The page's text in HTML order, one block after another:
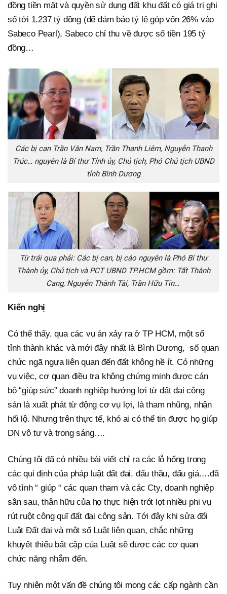
đồng tiền mặt và quyền sử dụng đất khu đất có giá trị ghi
sổ tới 1.237 tỷ đồng (để đảm bảo tỷ lệ góp vốn 26% vào
Sabeco Pearl), Sabeco chỉ thu về được số tiền 195 tỷ
đồng…
Các bị can Trần Văn Nam, Trần Thanh Liêm, Nguyễn Thanh
Trúc… nguyên là Bí thư Tỉnh ủy, Chủ tịch, Phó Chủ tịch UBND
tỉnh Bình Dương
Từ trái qua phải: Các bị can, bị cáo nguyên là Phó Bí thư
Thành ủy, Chủ tịch và PCT UBND TP.HCM gồm: Tất Thành
Cang, Nguyễn Thành Tài, Trần Hữu Tín…
Kiến nghị
Có thể thấy, qua các vụ án xảy ra ở TP HCM, một số
tỉnh thành khác và mới đây nhất là Bình Dương, số quan
chức ngã ngựa liên quan đến đất không hề ít. Có những
vụ việc, cơ quan điều tra không chứng minh được cán
bộ “giúp sức” doanh nghiệp hưởng lợi từ đất đai công
sản là xuất phát từ động cơ vụ lợi, là tham nhũng, nhận
hối lộ. Nhưng trên thực tế, khó ai có thể tin được họ giúp
DN vô tư và trong sáng….
Chúng tôi đã có nhiều bài viết chỉ ra các lỗ hổng trong
các qui định của pháp luật đất đai, đấu thầu, đấu giá….đã
vô tình “ giúp “ các quan tham và các Cty, doanh nghiệp
sân sau, thân hữu của họ thực hiện trót lọt nhiều phi vụ
rút ruột công quĩ đất đai công sản. Tới đây khi sửa đổi
Luật Đất đai và một số Luật liên quan, chắc những
khuyết thiếu bất cập của Luật sẽ được các cơ quan
chức năng nhắm đến.
Tuy nhiên một vấn đề chúng tôi mong các cấp ngành cần